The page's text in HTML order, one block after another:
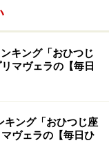
キング「おひつじ
マヴェラの【毎日
ング「おひつじ座
ヴェラの【毎日ひ